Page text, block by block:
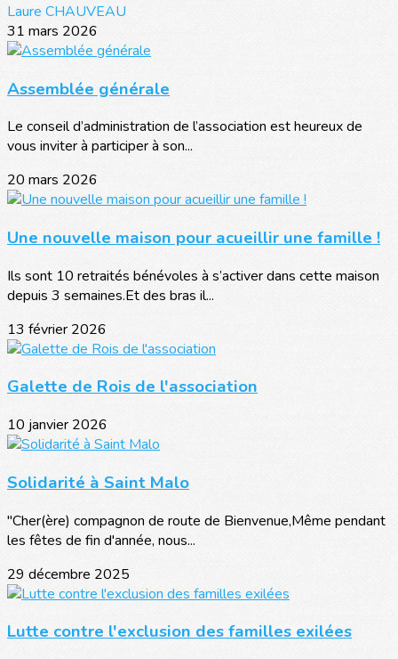
Laure CHAUVEAU
31 mars 2026
Assemblée générale
Le conseil d’administration de l’association est heureux de
vous inviter à participer à son...
20 mars 2026
Une nouvelle maison pour acueillir une famille !
Ils sont 10 retraités bénévoles à s’activer dans cette maison
depuis 3 semaines.Et des bras il...
13 février 2026
Galette de Rois de l'association
10 janvier 2026
Solidarité à Saint Malo
"Cher(ère) compagnon de route de Bienvenue,Même pendant
les fêtes de fin d'année, nous...
29 décembre 2025
Lutte contre l'exclusion des familles exilées